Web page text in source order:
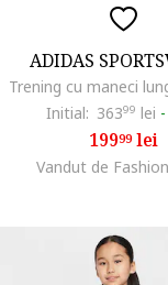
ADIDAS
Initial: 36399 lei -
19999lei
Vandut de